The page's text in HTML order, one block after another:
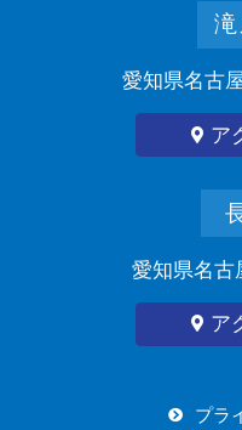
滝
愛知県名古
ア
愛知県名古
ア
プラ